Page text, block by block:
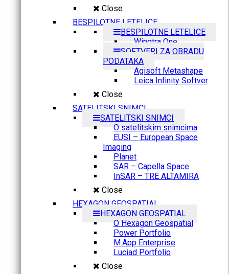
Close
BESPILOTNE LETELICE
BESPILOTNE LETELICE
Wingtra One
SOFTVERI ZA OBRADU
PODATAKA
Agisoft Metashape
Leica Infinity Softver
Close
SATELITSKI SNIMCI
SATELITSKI SNIMCI
O satelitskim snimcima
EUSI – European Space
Imaging
Planet
SAR – Capella Space
InSAR – TRE ALTAMIRA
Close
HEXAGON GEOSPATIAL
HEXAGON GEOSPATIAL
O Hexagon Geospatial
Power Portfolio
M.App Enterprise
Luciad Portfolio
Close